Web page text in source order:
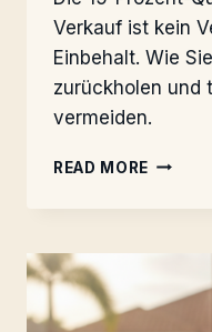
Verkauf ist kein
Einbehalt. Wie
zurückholen und
vermeiden.
READ MORE FIRPTA